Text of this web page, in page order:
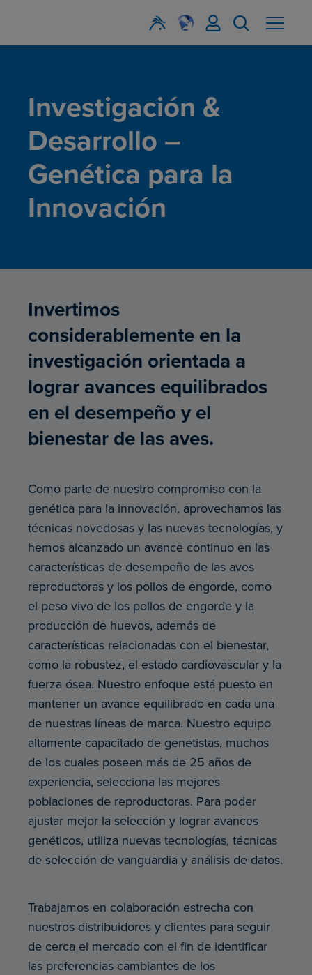
Investigación &
Desarrollo –
Genética para la
Innovación
Invertimos
considerablemente en la
investigación orientada a
lograr avances equilibrados
en el desempeño y el
bienestar de las aves.
Como parte de nuestro compromiso con la
genética para la innovación, aprovechamos las
técnicas novedosas y las nuevas tecnologías, y
hemos alcanzado un avance continuo en las
características de desempeño de las aves
reproductoras y los pollos de engorde, como
el peso vivo de los pollos de engorde y la
producción de huevos, además de
características relacionadas con el bienestar,
como la robustez, el estado cardiovascular y la
fuerza ósea. Nuestro enfoque está puesto en
mantener un avance equilibrado en cada una
de nuestras líneas de marca. Nuestro equipo
altamente capacitado de genetistas, muchos
de los cuales poseen más de 25 años de
experiencia, selecciona las mejores
poblaciones de reproductoras. Para poder
ajustar mejor la selección y lograr avances
genéticos, utiliza nuevas tecnologías, técnicas
de selección de vanguardia y análisis de datos.
Trabajamos en colaboración estrecha con
nuestros distribuidores y clientes para seguir
de cerca el mercado con el fin de identificar
las preferencias cambiantes de los